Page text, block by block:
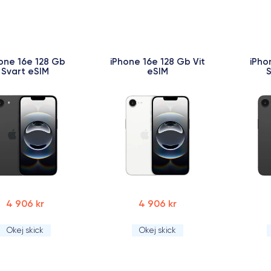
16e 128 Gb
Svart eSIM
4 906 kr
Okej skick
iPhone 16e 128 Gb Vit
eSIM
4 906 kr
Okej skick